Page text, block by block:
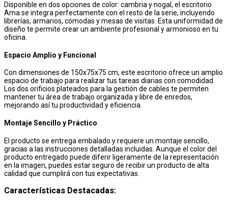
Disponible en dos opciones de color: cambria y nogal, el escritorio
Ama se integra perfectamente con el resto de la serie, incluyendo
librerías, armarios, cómodas y mesas de visitas. Esta uniformidad de
diseño te permite crear un ambiente profesional y armonioso en tu
oficina.
Espacio Amplio y Funcional
Con dimensiones de 150x75x75 cm, este escritorio ofrece un amplio
espacio de trabajo para realizar tus tareas diarias con comodidad.
Los dos orificios plateados para la gestión de cables te permiten
mantener tu área de trabajo organizada y libre de enredos,
mejorando así tu productividad y eficiencia.
Montaje Sencillo y Práctico
El producto se entrega embalado y requiere un montaje sencillo,
gracias a las instrucciones detalladas incluidas. Aunque el color del
producto entregado puede diferir ligeramente de la representación
en la imagen, puedes estar seguro de recibir un producto de alta
calidad que cumplirá con tus expectativas.
Características Destacadas: